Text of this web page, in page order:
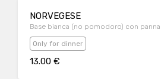
NORVEGESE
Base bianca (no pomodoro) con
Only for dinner
13.00 €